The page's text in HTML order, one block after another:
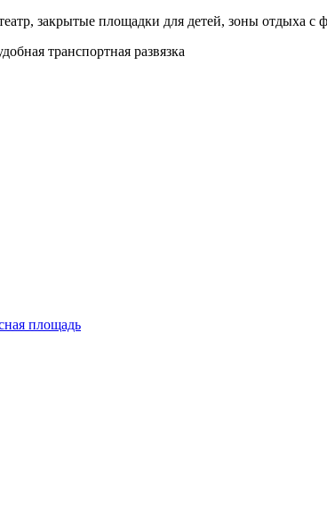
закрытые площадки для детей, зоны отдыха
транспортная развязка
площадь